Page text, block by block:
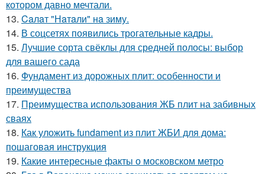
котором давно мечтали.
13. Caлaт "Нaтaли" нa зиму.
14. В соцсетях появились трогательные кадры.
15. Лучшие сорта свёклы для средней полосы: выбор
для вашего сада
16. Фундамент из дорожных плит: особенности и
преимущества
17. Преимущества использования ЖБ плит на забивных
сваях
18. Как уложить fundament из плит ЖБИ для дома:
пошаговая инструкция
19. Какие интересные факты о московском метро